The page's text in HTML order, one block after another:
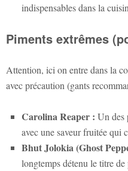
indispensables dans la
Piments extrêmes
Attention, ici on entre dans la
avec précaution (gants
Carolina Reaper : Un des
avec une saveur fruitée qui
Bhut Jolokia (Ghost
longtemps détenu le titre